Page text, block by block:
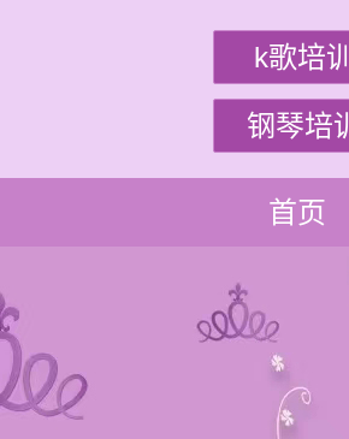
k歌培训
钢琴培训
首页